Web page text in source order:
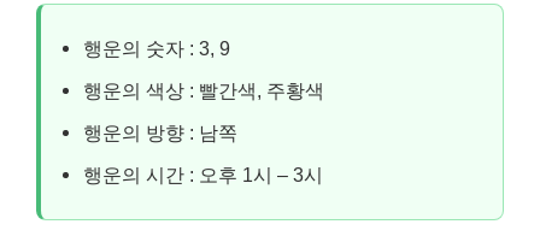
행운의 숫자 : 3, 9
행운의 색상 : 빨간색, 주황색
행운의 방향 : 남쪽
행운의 시간 : 오후 1시 – 3시